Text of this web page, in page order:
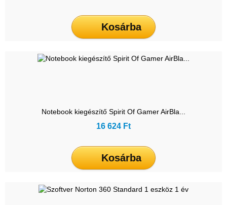
Kosárba
Notebook kiegészítő Spirit Of Gamer AirBla...
16 624 Ft
Kosárba